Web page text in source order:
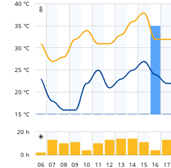

15 °C
20 °C
25 °C
30 °C
35 °C
40 °C

0 h
20 h
06
06 07 08 09 10 11 12 13 14 15 16 17